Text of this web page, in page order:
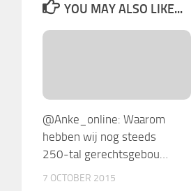
YOU MAY ALSO LIKE...
@Anke_online: Waarom
hebben wij nog steeds
250-tal gerechtsgebou…
7 OCTOBER 2015